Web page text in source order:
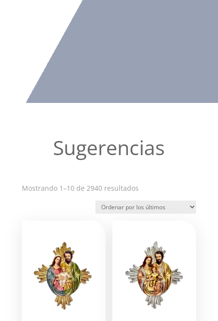
Sugerencias
Mostrando 1–10 de 2940 resultadosOrdenado
los